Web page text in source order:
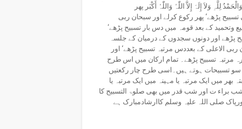
لِلَّہِ وَلاَ إِلَہَ إِلاَّ اللّٰہُ وَاللّٰہُ أَکْبَر پھر
پڑھے‘ پھر رکوع کرلے اور سبحان ربی
وتحمید کے بعد قومہ میں دس بار تسبیح پڑھے‘
پڑھے اور دونوں سجدوں کے درمیان کے جلسہ
الاعلی کے بعددس مرتبہ تسبیح پڑھے‘ اور
مرتبہ تسبیح پڑھے۔ تمام ارکان میں اس طرح
سو تسبیحات ہوتے ہیں۔اسی طرح چار رکعتیں
میں ایک مرتبہ یا مہینہ میں ایک مرتبہ یا
براء ت اور شب قدر میں بھی صلوۃ التسبیح کا
صلی اللہ علیہ وسلم کاارشادمبارک ہے